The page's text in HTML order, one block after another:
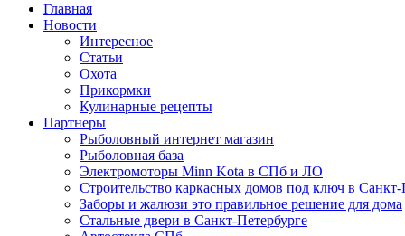
Главная
Новости
Интересное
Статьи
Охота
Прикормки
Кулинарные рецепты
Партнеры
Рыболовный интернет магазин
Рыболовная база
Электромоторы Minn Kota в СПб и ЛО
Строительство каркасных домов под ключ в Санкт-
Заборы и жалюзи это правильное решение для дома
Стальные двери в Санкт-Петербурге